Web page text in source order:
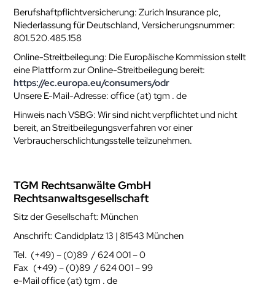
Berufshaftpflichtversicherung: Zurich Insurance plc,
Niederlassung für Deutschland, Versicherungsnummer:
801.520.485.158
Online-Streitbeilegung: Die Europäische Kommission stellt
eine Plattform zur Online-Streitbeilegung bereit:
https://ec.europa.eu/consumers/odr
Unsere E-Mail-Adresse: office (at) tgm . de
Hinweis nach VSBG: Wir sind nicht verpflichtet und nicht
bereit, an Streitbeilegungsverfahren vor einer
Verbraucherschlichtungsstelle teilzunehmen.
TGM Rechtsanwälte GmbH
Rechtsanwaltsgesellschaft
Sitz der Gesellschaft: München
Anschrift: Candidplatz 13 | 81543 München
Tel. (+49) – (0)89 / 624 001 – 0
Fax (+49) – (0)89 / 624 001 – 99
e-Mail office (at) tgm . de